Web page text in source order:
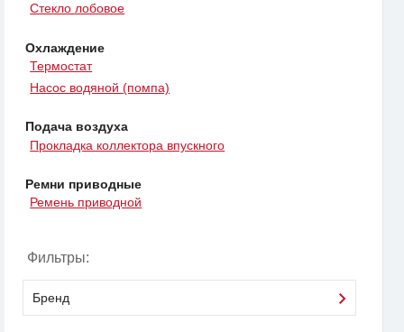
Стекло лобовое
Охлаждение
Термостат
Насос водяной (помпа)
Подача воздуха
Прокладка коллектора впускного
Ремни приводные
Ремень приводной
Фильтры:
Бренд